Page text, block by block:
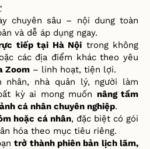
chuyên sâu – nội dung toàn
và dễ áp dụng ngay.
tiếp tại Hà Nội trong không
các địa điểm khác theo yêu
Zoom – linh hoạt, tiện lợi.
nhân, nhà quản lý, người làm
kỳ ai mong muốn nâng tầm
cá nhân chuyên nghiệp.
hoặc cá nhân, đặc biệt có gói
hóa theo mục tiêu riêng.
trở thành phiên bản lịch lãm,